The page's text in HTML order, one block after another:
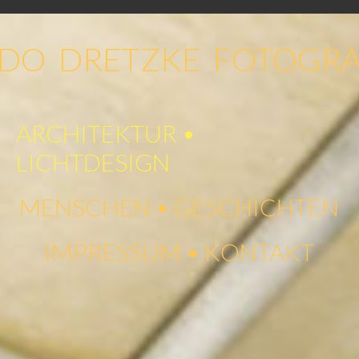
DRETZKE
ARCHITEKTUR •
LICHTDESIGN
MENSCHEN • GESCHICHTEN
IMPRESSUM • KONTAKT